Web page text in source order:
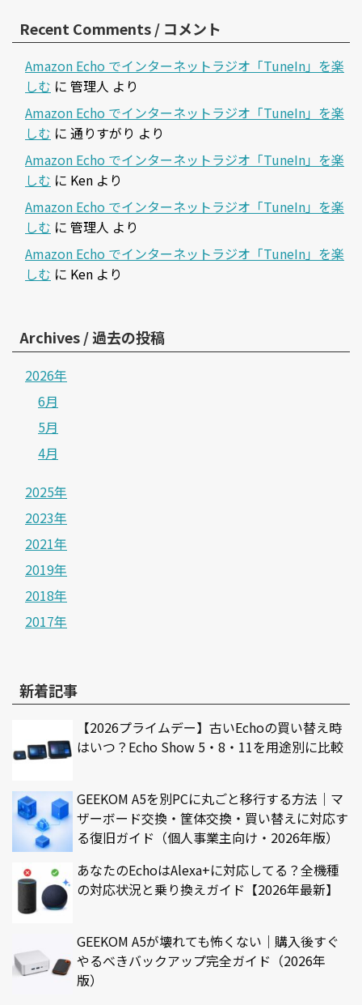
Recent Comments / コメント
Amazon Echo でインターネットラジオ「TuneIn」を楽
しむ に 管理人 より
Amazon Echo でインターネットラジオ「TuneIn」を楽
しむ に 通りすがり より
Amazon Echo でインターネットラジオ「TuneIn」を楽
しむ に Ken より
Amazon Echo でインターネットラジオ「TuneIn」を楽
しむ に 管理人 より
Amazon Echo でインターネットラジオ「TuneIn」を楽
しむ に Ken より
Archives / 過去の投稿
2026年
6月
5月
4月
2025年
2023年
2021年
2019年
2018年
2017年
新着記事
【2026プライムデー】古いEchoの買い替え時
はいつ？Echo Show 5・8・11を用途別に比較
GEEKOM A5を別PCに丸ごと移行する方法｜マ
ザーボード交換・筐体交換・買い替えに対応す
る復旧ガイド（個人事業主向け・2026年版）
あなたのEchoはAlexa+に対応してる？全機種
の対応状況と乗り換えガイド【2026年最新】
GEEKOM A5が壊れても怖くない｜購入後すぐ
やるべきバックアップ完全ガイド（2026年
版）